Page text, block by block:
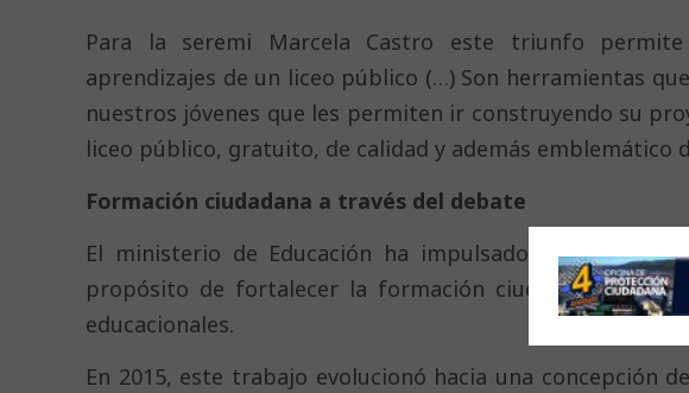
Para la seremi Marcela Castro este triunfo
aprendizajes de un liceo público (…) Son herramientas
nuestros jóvenes que les permiten ir construyendo su
liceo público, gratuito, de calidad y además emblemático
Formación ciudadana a través del debate
El ministerio de Educación ha impulsado diversas
propósito de fortalecer la formación ciudadana y
educacionales.
En 2015, este trabajo evolucionó hacia una concepción